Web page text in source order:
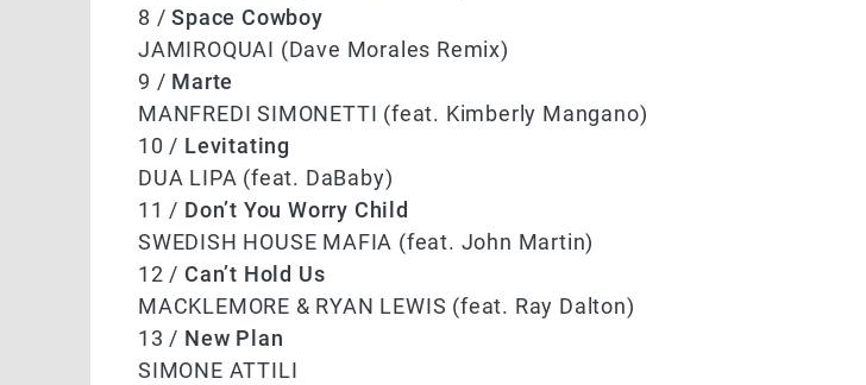
8 /Space Cowboy
JAMIROQUAI (Dave Morales Remix)
9 / Marte
MANFREDI SIMONETTI (feat. Kimberly Mangano)
10 / Levitating
DUA LIPA (feat. DaBaby)
11 / Don’t You Worry Child
SWEDISH HOUSE MAFIA (feat. John Martin)
12 / Can’t Hold Us
MACKLEMORE & RYAN LEWIS (feat. Ray Dalton)
13 / New Plan
SIMONE ATTILI